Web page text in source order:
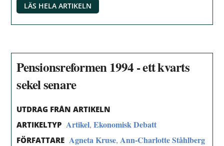
LÄS HELA ARTIKELN
Pensionsreformen 1994 - ett kvarts
sekel senare
UTDRAG FRÅN ARTIKELN
ARTIKELTYP Artikel,Ekonomisk Debatt
FÖRFATTARE Agneta Kruse, Ann-Charlotte Ståhlberg